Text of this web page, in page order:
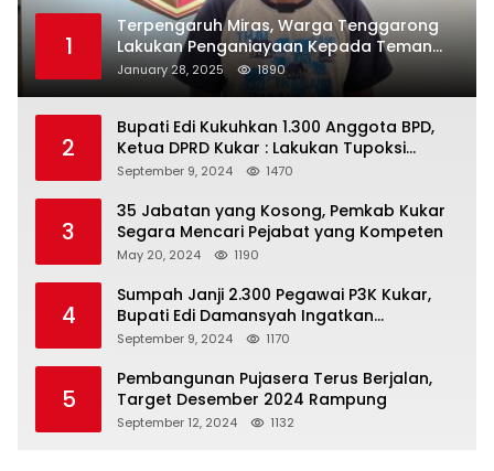
1
Terpengaruh Miras, Warga Tenggarong
Lakukan Penganiayaan Kepada Teman
Sendiri
January 28, 2025 1890
2
Bupati Edi Kukuhkan 1.300 Anggota BPD,
Ketua DPRD Kukar : Lakukan Tupoksi
Dengan Baik Untuk Wujudkan
September 9, 2024 1470
3
35 Jabatan yang Kosong, Pemkab Kukar
Segara Mencari Pejabat yang Kompeten
May 20, 2024 1190
4
Sumpah Janji 2.300 Pegawai P3K Kukar,
Bupati Edi Damansyah Ingatkan
Tanggung Jawab Baru
September 9, 2024 1170
5
Pembangunan Pujasera Terus Berjalan,
Target Desember 2024 Rampung
September 12, 2024 1132